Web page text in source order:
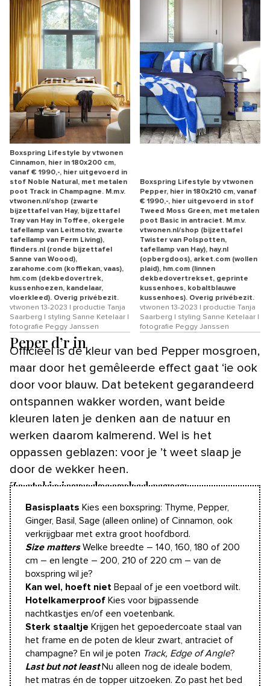
Boxspring Lifestyle by vtwonen
Cinnamon, hier in 180x200 cm,
vanaf € 1990,-, hier uitgevoerd in
stof Noble Natural, met metalen
poot Track in Champagne. M.m.v.
vtwonen.nl/shop (zwarte
bijzettafel van Hay, bijzettafel
Tray van Hay in Toffee, okergele
tafellamp van Leitmotiv, zwarte
tafellamp van Ferm Living),
flinders.nl (ronde bijzettafel
Sanne van Woood),
zarahome.com (koffiekan, vaas),
hm.com (dekbedovertrek,
kussenhoezen, kandelaar,
vloerkleed). Overig privébezit.
vtwonen 13-2023 | productie Tanja
Saarberg | styling Sanne Ketelaar |
fotografie Peggy Janssen
Boxspring Lifestyle by vtwonen
Pepper, hier in 180x210 cm, vanaf
€ 1990,-, hier uitgevoerd in stof
Tweed Moss Green, met metalen
poot Basic in antraciet. M.m.v.
vtwonen.nl/shop (bijzettafel
Twister van Polspotten,
tafellamp van Hay), hay.nl
(opbergdoos), arket.com (wollen
plaid), hm.com (linnen
dekbedovertrekset, geprinte
kussenhoes, kobaltblauwe
kussenhoes). Overig privébezit.
vtwonen 13-2023 | productie Tanja
Saarberg | styling Sanne Ketelaar |
fotografie Peggy Janssen
Peper d’r in
Officieel is de kleur van bed Pepper mosgroen,
maar door het gemêleerde effect gaat ‘ie ook
door voor blauw. Dat betekent gegarandeerd
ontspannen wakker worden, want beide
kleuren laten je denken aan de natuur en
werken daarom kalmerend. Wel is het
oppassen geblazen: voor je ’t weet slaap je
door de wekker heen.
Zo stel je jouw droombed samen
Basisplaats Kies een boxspring: Thyme, Pepper,
Ginger, Basil, Sage (alleen online) of Cinnamon, ook
verkrijgbaar met extra groot hoofdbord.
Size mattersWelke breedte – 140, 160, 180 of 200
cm – en lengte – 200, 210 of 220 cm – van de
boxspring wil je?
Kan wel, hoeft niet Bepaal of je een voetbord wilt.
Hotelkamerproof Kies voor bijpassende
nachtkastjes en/of een voetenbank.
Sterk staaltje Krijgen het gepoedercoate staal van
het frame en de poten de kleur zwart, antraciet of
champagne? En wil je poten Track, Edge of Angle?
Last but not leastNu alleen nog de ideale bodem,
het matras én de topper uitzoeken. Zo past het bed